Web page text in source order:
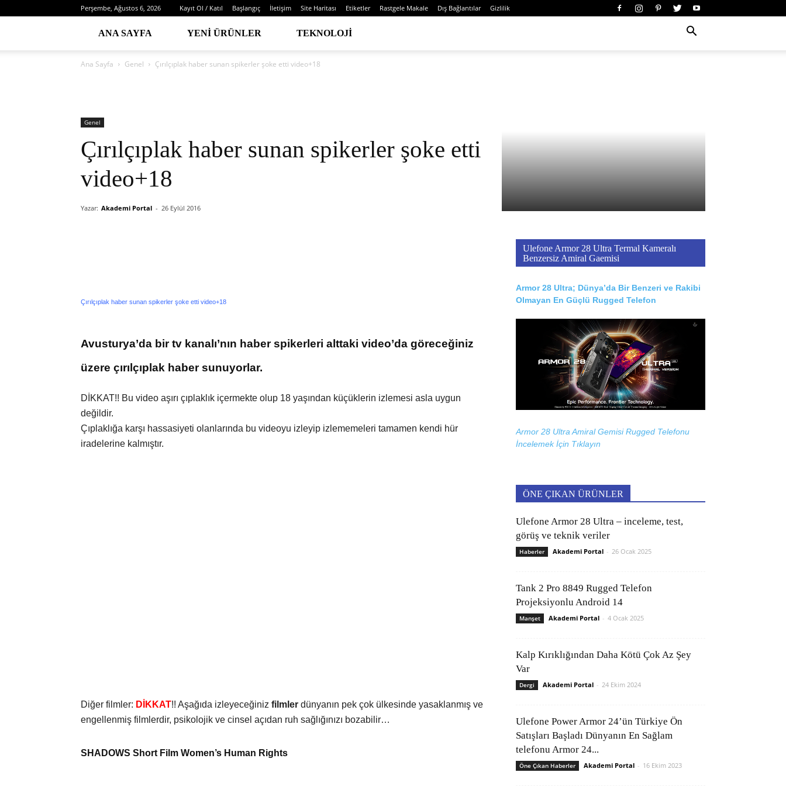
Perşembe, Ağustos 6, 2026 Kayıt Ol / Katıl Başlangıç İletişim Site Haritası Etiketler Rastgele Makale Dış Bağlantılar Gizlilik
ANA SAYFA YENI ÜRÜNLER TEKNOLOJI
Ana Sayfa Genel Çırılçıplak haber sunan spikerler şoke etti video+18
Genel
Çırılçıplak haber sunan spikerler şoke etti
video+18
Yazar: Akademi Portal - 26 Eylül 2016
Çırılçıplak haber sunan spikerler şoke etti video+18
Avusturya’da bir tv kanalı’nın haber spikerleri alttaki video’da göreceğiniz
üzere çırılçıplak haber sunuyorlar.
DİKKAT!! Bu video aşırı çıplaklık içermekte olup 18 yaşından küçüklerin izlemesi asla uygun
değildir.
Çıplaklığa karşı hassasiyeti olanlarında bu videoyu izleyip izlememeleri tamamen kendi hür
iradelerine kalmıştır.
Diğer filmler: DİKKAT!! Aşağıda izleyeceğiniz filmler dünyanın pek çok ülkesinde yasaklanmış ve
engellenmiş filmlerdir, psikolojik ve cinsel açıdan ruh sağlığınızı bozabilir…
SHADOWS Short Film Women’s Human Rights
Ulefone Armor 28 Ultra Termal Kameralı
Benzersiz Amiral Gaemisi
Armor 28 Ultra; Dünya’da Bir Benzeri ve Rakibi
Olmayan En Güçlü Rugged Telefon
Armor 28 Ultra Amiral Gemisi Rugged Telefonu
İncelemek İçin Tıklayın
ÖNE ÇIKAN ÜRÜNLER
Ulefone Armor 28 Ultra – inceleme, test,
görüş ve teknik veriler
Haberler Akademi Portal - 26 Ocak 2025
Tank 2 Pro 8849 Rugged Telefon
Projeksiyonlu Android 14
Manşet Akademi Portal - 4 Ocak 2025
Kalp Kırıklığından Daha Kötü Çok Az Şey
Var
Dergi Akademi Portal - 24 Ekim 2024
Ulefone Power Armor 24’ün Türkiye Ön
Satışları Başladı Dünyanın En Sağlam
telefonu Armor 24...
Öne Çıkan Haberler Akademi Portal - 16 Ekim 2023